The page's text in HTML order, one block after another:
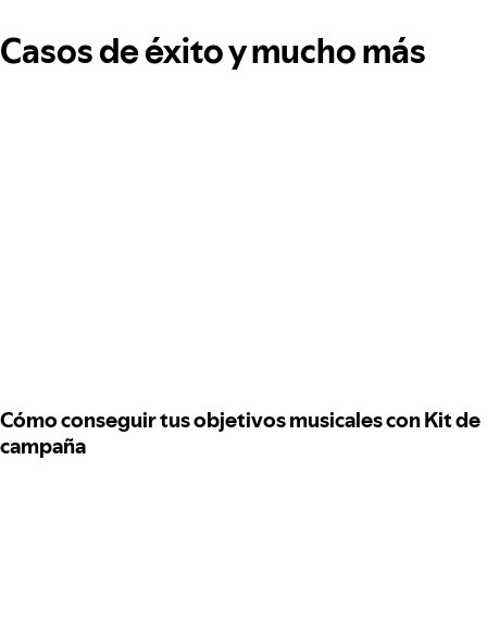
Casos de éxito y mucho más
Cómo conseguir tus objetivos musicales con Kit de
campaña